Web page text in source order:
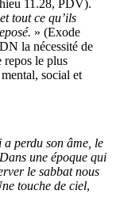
11.28, PDV).
tout ce qu’ils
» (Exode
la nécessité de
repos le plus
social et
a perdu son âme, le
une époque qui
le sabbat nous
touche de ciel,